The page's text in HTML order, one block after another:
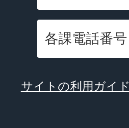
各課電話番号
サイトの利用ガイド